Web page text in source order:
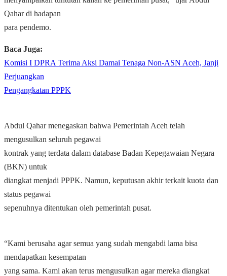
Qahar di hadapan
para pendemo.
Baca Juga:
Komisi I DPRA Terima Aksi Damai Tenaga Non-ASN Aceh, Janji
Perjuangkan
Pengangkatan PPPK
Abdul Qahar menegaskan bahwa Pemerintah Aceh telah
mengusulkan seluruh pegawai
kontrak yang terdata dalam database Badan Kepegawaian Negara
(BKN) untuk
diangkat menjadi PPPK. Namun, keputusan akhir terkait kuota dan
status pegawai
sepenuhnya ditentukan oleh pemerintah pusat.
“Kami berusaha agar semua yang sudah mengabdi lama bisa
mendapatkan kesempatan
yang sama. Kami akan terus mengusulkan agar mereka diangkat